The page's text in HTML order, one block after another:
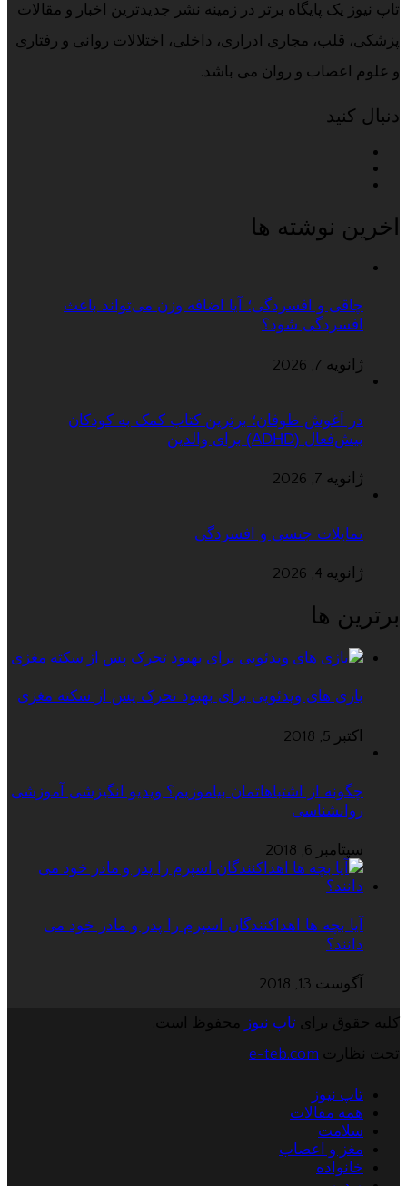
تاپ نیوز یک پایگاه برتر در زمینه نشر جدیدترین اخبار و مقالات
پزشکی، قلب، مجاری ادراری، داخلی، اختلالات روانی و رفتاری
و علوم اعصاب و روان می باشد.
دنبال کنید
اخرین نوشته ها
چاقی و افسردگی؛ آیا اضافه وزن می‌تواند باعث
افسردگی شود؟
ژانویه 7, 2026
در آغوش طوفان؛ برترین کتاب کمک به کودکان
بیش‌فعال (ADHD) برای والدین
ژانویه 7, 2026
تمایلات جنسی و افسردگی
ژانویه 4, 2026
برترین ها
بازی های ویدئویی برای بهبود تحرک پس از سکته مغزی
اکتبر 5, 2018
چگونه از اشتباهاتمان بیاموزیم؟ ویدیو انگیزشی آموزشی
روانشناسی
سپتامبر 6, 2018
آیا بچه ها اهداکنندگان اسپرم را پدر و مادر خود می
دانند؟
آگوست 13, 2018
کلیه حقوق برای تاپ نیوز
محفوظ است.
تحت نظارت e-teb.com
تاپ نیوز
همه مقالات
سلامت
مغز و اعصاب
خانواده